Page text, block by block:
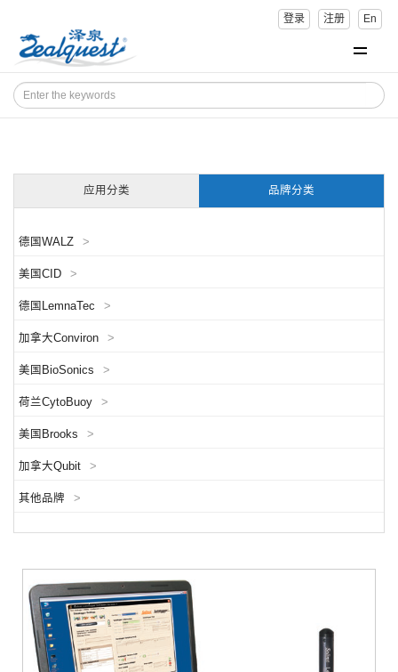
登录 注册 En
应用分类 品牌分类
德国WALZ >
美国CID >
德国LemnaTec >
加拿大Conviron >
美国BioSonics >
荷兰CytoBuoy >
美国Brooks >
加拿大Qubit >
其他品牌 >